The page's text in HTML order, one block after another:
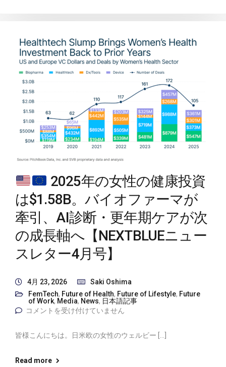
2025年の女性の健康投資
は$1.58B。バイオファーマが
牽引、AI診断・更年期ケアが次
の成長軸へ【NEXTBLUEニュー
スレター4月号】
4月 23, 2026
Saki Oshima
FemTech, Future of Health, Future of Lifestyle, Future
of Work, Media, News, 日本語記事
コメントを受け付けていません
皆様こんにちは。日米欧の女性のウェルビー […]
Read more